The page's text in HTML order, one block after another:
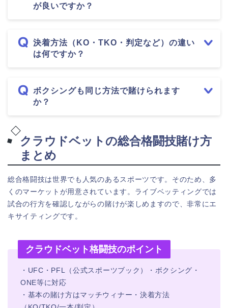
が良いですか？
決着方法（KO・TKO・判定など）の違い
は何ですか？
ボクシングも同じ方法で賭けられます
か？
クラウドベットの総合格闘技賭け方
まとめ
総合格闘技は世界でも人気のあるスポーツです。そのため、多
くのマーケットが用意されています。ライブベッティングでは
試合の行方を確認しながらの賭けが楽しめますので、非常にエ
キサイティングです。
クラウドベット格闘技のポイント
・UFC・PFL（公式スポーツブック）・ボクシング・
ONE等に対応
・基本の賭け方はマッチウィナー・決着方法